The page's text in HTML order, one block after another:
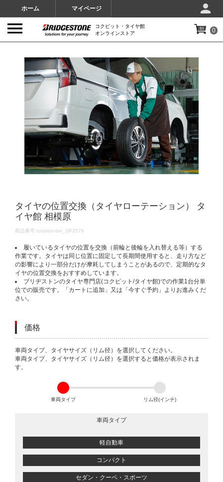
ホーム マイページ
コクピット・タイヤ館
オンラインストア
0
タイヤの位置交換（タイヤローテーション） タ
イヤ館 相模原
DETAILS
商品番号 rotation-tire_SP3576
履いているタイヤの位置を交換（前輪と後輪を入れ替える等）する
作業です。タイヤは同じ位置に固定して長期間使用すると、走り方など
の影響により一部分だけが摩耗してしまうことがあるので、定期的なタ
イヤの位置交換をおすすめしています。
ブリヂストンのタイヤ専門店(コクピット/タイヤ館)での作業1台分単
位での販売です。「カートに追加」又は「今すぐ予約」よりお進みくだ
さい。
価格
VARIATIONS
車両タイプ、タイヤサイズ（リム径）を選択してください。
車両タイプ、タイヤサイズ（リム径）を選択すると価格が表示されま
す。
車両タイプ リム径(インチ)
車両タイプ
軽自動車
コンパクト
セダン・クーペ・スポーツ